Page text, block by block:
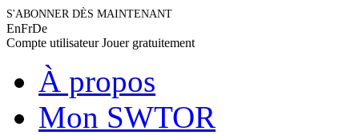
S'ABONNER DÈS MAINTENANT
EnFrDe
Compte utilisateurJouer gratuitement
À propos
Mon SWTOR